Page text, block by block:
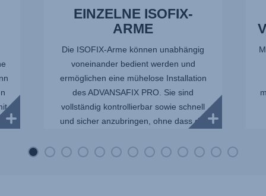
EINZELNE ISOFIX-
ARME
Die ISOFIX-Arme können unabhängig
voneinander bedient werden und
ermöglichen eine mühelose Installation
des ADVANSAFIX PRO. Sie sind
vollständig kontrollierbar sowie schnell
und sicher anzubringen, ohne dass die